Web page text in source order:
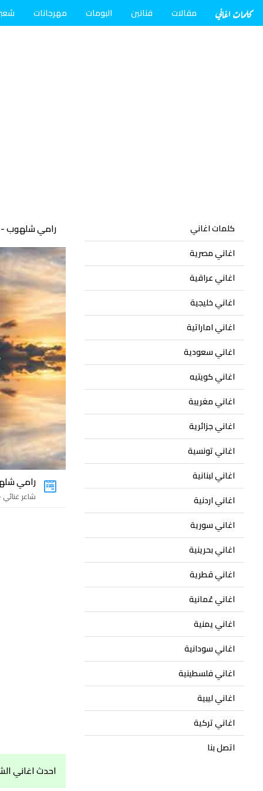
كلمات اغاني مقالات فنانين البومات مهرجانات
كلمات اغاني
اغاني مصرية
اغاني عراقية
اغاني خليجية
اغاني اماراتية
اغاني سعودية
اغاني كويتيه
اغاني مغريبة
اغاني جزائرية
اغاني تونسية
اغاني لبنانية
اغاني اردنية
اغاني سورية
اغاني بحرينية
اغاني قطرية
اغاني عُمانية
اغاني يمنية
اغاني سودانية
اغاني فلسطينية
اغاني ليبية
اغاني تركية
اتصل بنا
رامي شلهوب -
رامي
شاعر غنائي - 25
احدث اغاني